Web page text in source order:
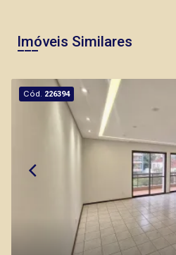
CRECI 234.175
(16)
CORRETOR
Imóveis Similares
Cód. 226394